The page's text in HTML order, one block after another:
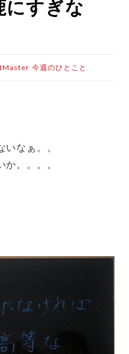
にすぎな
今週のひとこと
なぁ。。
。。。。